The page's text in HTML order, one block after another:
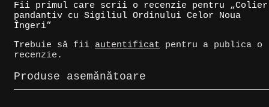
Fii primul care scrii o recenzie pentru „Colier
pandantiv cu Sigiliul Ordinului Celor Noua
Îngeri”
Trebuie să fii autentificat pentru a publica o
recenzie.
Produse asemănătoare